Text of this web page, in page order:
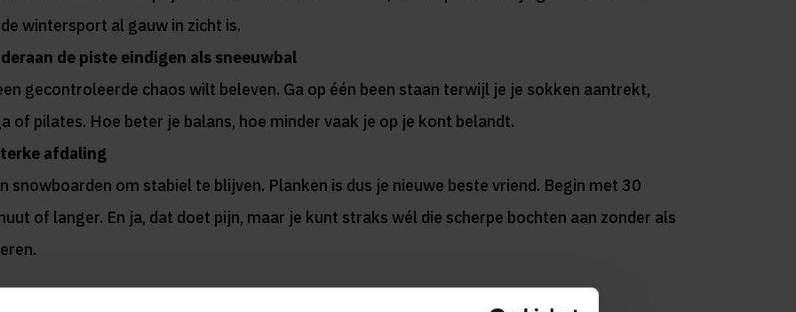
wintersport al gauw in zicht is.
de piste eindigen als sneeuwbal
gecontroleerde chaos wilt beleven. Ga op één been staan terwijl je je sokken aantrekt,
of pilates. Hoe beter je balans, hoe minder vaak je op je kont belandt.
afdaling
snowboarden om stabiel te blijven. Planken is dus je nieuwe beste vriend. Begin met 30
of langer. En ja, dat doet pijn, maar je kunt straks wél die scherpe bochten aan zonder als